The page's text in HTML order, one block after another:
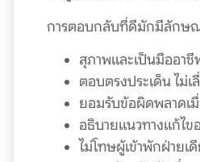
การตอบกลับที่ดีมักมีลักษ
สุภาพและเป็นมืออาชี
ตอบตรงประเด็น ไม่
ยอมรับข้อผิดพลาดเ
อธิบายแนวทางแก้ไข
ไม่โทษผู้เข้าพักฝ่ายเ